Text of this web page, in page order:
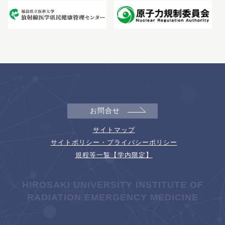
お問合せ
サイトマップ
サイトポリシー・プライバシーポリシー
規程等一覧【学内限定】
HIROSAKI UNIVERSITY INSTITUTE OF
RADIATION EMERGENCY MEDICINE